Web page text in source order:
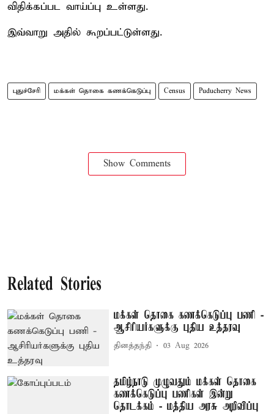
விதிக்கப்பட வாய்ப்பு உள்ளது.
இவ்வாறு அதில் கூறப்பட்டுள்ளது.
புதுச்சேரி மக்கள் தொகை கணக்கெடுப்பு Census Puducherry News
Show Comments
Related Stories
மக்கள் தொகை கணக்கெடுப்பு பணி -
ஆசிரியர்களுக்கு புதிய உத்தரவு
தினத்தந்தி 03 Aug 2026
தமிழ்நாடு முழுவதும் மக்கள் தொகை
கணக்கெடுப்பு பணிகள் இன்று
தொடக்கம் - மத்திய அரசு அறிவிப்பு